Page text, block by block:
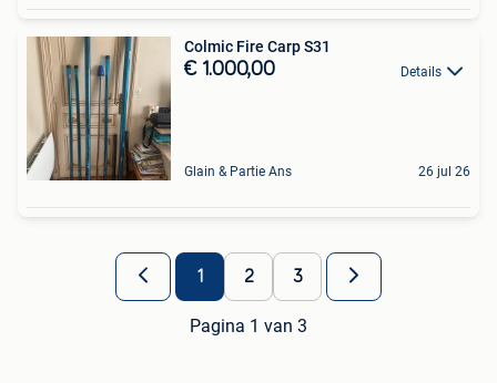
Colmic Fire Carp S31
€ 1.000,00 Details
Glain & Partie Ans 26 jul 26
1 2 3
Pagina 1 van 3